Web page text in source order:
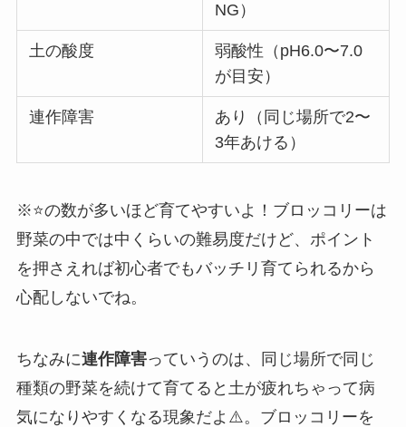
NG）
土の酸度
弱酸性（pH6.0〜7.0
が目安）
連作障害
あり（同じ場所で2〜
3年あける）
※⭐️の数が多いほど育てやすいよ！ブロッコリーは
野菜の中では中くらいの難易度だけど、ポイント
を押さえれば初心者でもバッチリ育てられるから
心配しないでね。
ちなみに連作障害っていうのは、同じ場所で同じ
種類の野菜を続けて育てると土が疲れちゃって病
気になりやすくなる現象だよ⚠️。ブロッコリーを